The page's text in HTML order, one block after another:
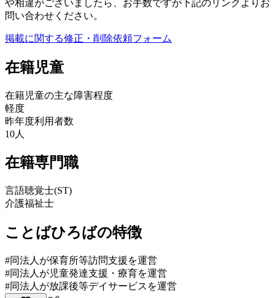
や相違がございましたら、お手数ですが下記のリンクよりお
問い合わせください。
掲載に関する修正・削除依頼フォーム
在籍児童
在籍児童の主な障害程度
軽度
昨年度利用者数
10人
在籍専門職
言語聴覚士(ST)
介護福祉士
ことばひろばの特徴
#同法人が保育所等訪問支援を運営
#同法人が児童発達支援・療育を運営
#同法人が放課後等デイサービスを運営